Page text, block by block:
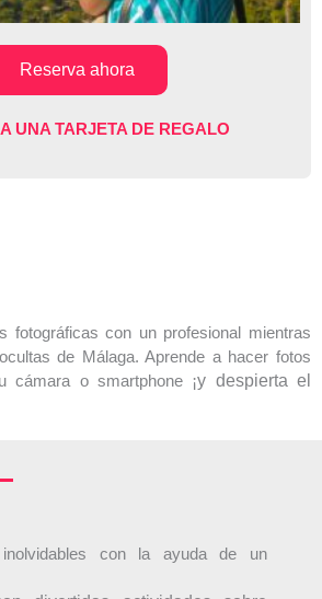
5
Reserva ahora
UNA TARJETA DE REGALO
fotográficas con un profesional mientras
de Málaga. Aprende a hacer fotos
cámara o smartphone
¡y despierta el
con la ayuda de un